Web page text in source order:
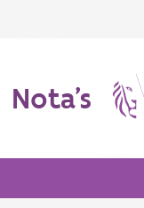
Nota's